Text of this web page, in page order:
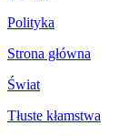
Polityka
Strona główna
Świat
Tłuste kłamstwa